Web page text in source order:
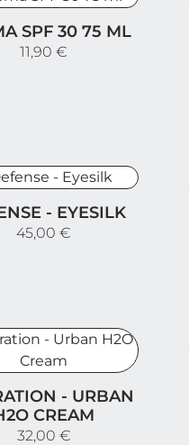
SPF 30 75 ML
11,90 €
- EYESILK
45,00 €
- URBAN
CREAM
32,00 €